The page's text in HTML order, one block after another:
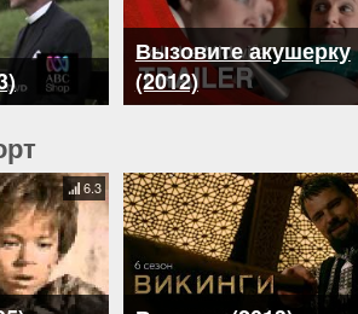
Вызовите акушерку
(2012)
6.3